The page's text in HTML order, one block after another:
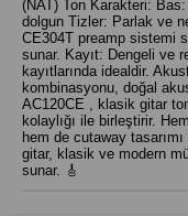
(NAT) Ton Karakteri:
dolgun Tizler: Parlak ve
CE304T preamp sistemi
sunar. Kayıt: Dengeli ve
kayıtlarında idealdir.
kombinasyonu, doğal
AC120CE , klasik gitar
kolaylığı ile birleştirir.
hem de cutaway
gitar, klasik ve modern
sunar. 🎸